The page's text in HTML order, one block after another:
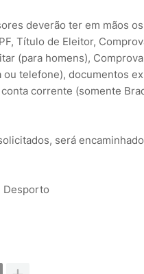
deverão ter em mãos
Título de Eleitor,
(para homens),
telefone), documentos
corrente (somente
será
Desporto